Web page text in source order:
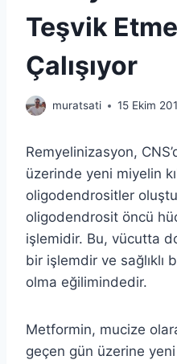
Teşvik
Çalışıyor
muratsati 15 Ekim
Remyelinizasyon,
üzerinde yeni miyelin
oligodendrositler
oligodendrosit öncü
işlemidir. Bu, vücutta
bir işlemdir ve sağlıklı
olma eğilimindedir.
Metformin, mucize
geçen gün üzerine